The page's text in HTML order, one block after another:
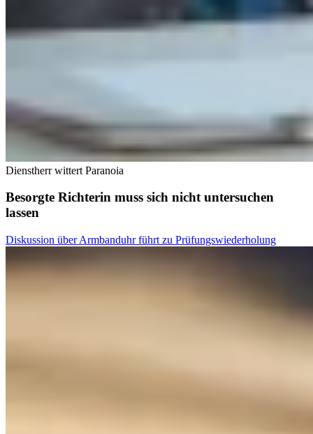
Dienstherr wittert Paranoia
Besorgte Richterin muss sich nicht untersuchen
lassen
Diskussion über Armbanduhr führt zu Prüfungswiederholung